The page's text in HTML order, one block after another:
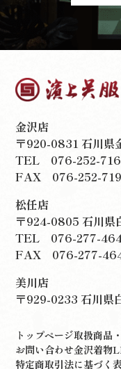
金沢店
〒920-0831 石川県
TEL 076-252-
FAX 076-252-
松任店
〒924-0805 石川県
TEL 076-277-
FAX 076-277-
美川店
〒929-0233 石川県
トップページ取扱商品
お問い合わせ金沢着物
特定商取引法に基づく